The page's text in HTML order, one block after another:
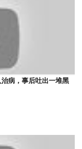
病，事后吐出一堆黑